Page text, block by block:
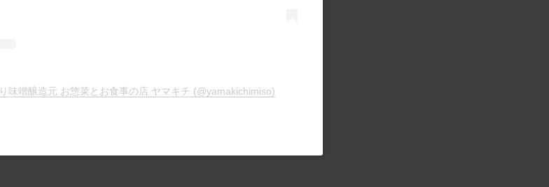
味噌醸造元 お惣菜とお食事の店 ヤマキチ (@yamakichimiso)